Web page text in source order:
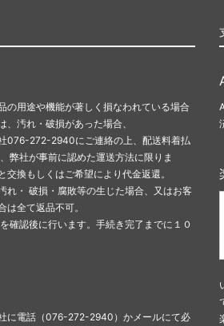
の用途や機能が著しく損なわれている場合
汚れ・破損があった場合、
076-272-2940にご連絡の上、配送料着払
弊社が事前に認めた運送方法に限りま
交換もしくはご希望により代金返還。
れ・ 破損・腐敗等の生じた場合、又はお客
は全て返品不可。
確認後に行います。手続き完了までに１０
に電話（076-272-2940）かメールにて必